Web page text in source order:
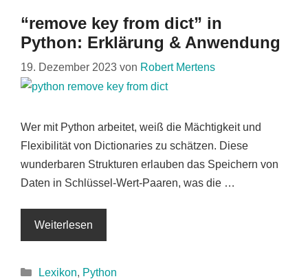
“remove key from dict” in
Python: Erklärung & Anwendung
19. Dezember 2023 von Robert Mertens
Wer mit Python arbeitet, weiß die Mächtigkeit und
Flexibilität von Dictionaries zu schätzen. Diese
wunderbaren Strukturen erlauben das Speichern von
Daten in Schlüssel-Wert-Paaren, was die …
Weiterlesen
Kategorien
Lexikon, Python